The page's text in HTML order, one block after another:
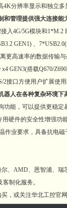
分辨率显示和独立多
管理提供强大连接能
4G/5G模块和1*M.2
GEN1) 、
更高速率的数据传输
搭载Q670/
接口方便用户扩展使
人在各种复杂环境下
能，可以提供更稳定
硬件的安全性增强功
业要求，具备抗电磁
AMD、恩智浦、瑞
制化服务。
，或关注华北工控官